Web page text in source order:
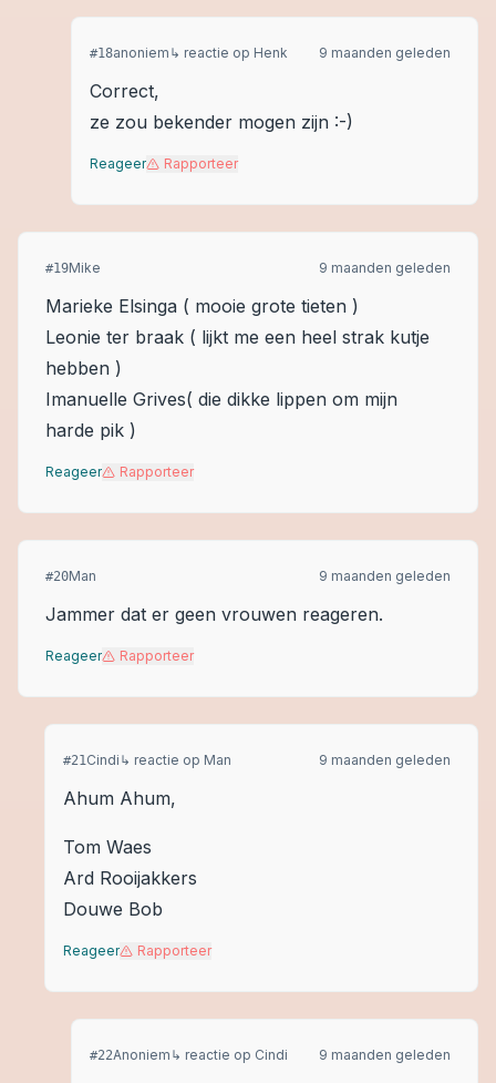
#18anoniem ↳ reactie op Henk 9 maanden geleden
Correct,
ze zou bekender mogen zijn :-)
Reageer Rapporteer
#19Mike 9 maanden geleden
Marieke Elsinga ( mooie grote tieten )
Leonie ter braak ( lijkt me een heel strak kutje
hebben )
Imanuelle Grives( die dikke lippen om mijn
harde pik )
Reageer Rapporteer
#20Man 9 maanden geleden
Jammer dat er geen vrouwen reageren.
Reageer Rapporteer
#21Cindi ↳ reactie op Man 9 maanden geleden
Ahum Ahum,
Tom Waes
Ard Rooijakkers
Douwe Bob
Reageer Rapporteer
#22Anoniem ↳ reactie op Cindi 9 maanden geleden